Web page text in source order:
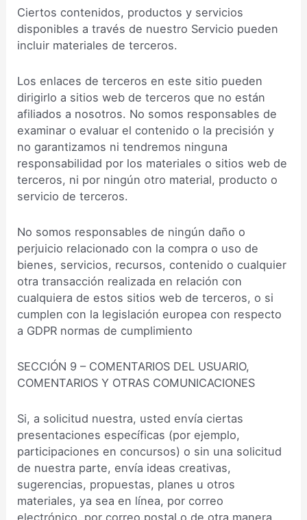
Ciertos contenidos, productos y servicios
disponibles a través de nuestro Servicio pueden
incluir materiales de terceros.
Los enlaces de terceros en este sitio pueden
dirigirlo a sitios web de terceros que no están
afiliados a nosotros. No somos responsables de
examinar o evaluar el contenido o la precisión y
no garantizamos ni tendremos ninguna
responsabilidad por los materiales o sitios web de
terceros, ni por ningún otro material, producto o
servicio de terceros.
No somos responsables de ningún daño o
perjuicio relacionado con la compra o uso de
bienes, servicios, recursos, contenido o cualquier
otra transacción realizada en relación con
cualquiera de estos sitios web de terceros, o si
cumplen con la legislación europea con respecto
a GDPR normas de cumplimiento
SECCIÓN 9 – COMENTARIOS DEL USUARIO,
COMENTARIOS Y OTRAS COMUNICACIONES
Si, a solicitud nuestra, usted envía ciertas
presentaciones específicas (por ejemplo,
participaciones en concursos) o sin una solicitud
de nuestra parte, envía ideas creativas,
sugerencias, propuestas, planes u otros
materiales, ya sea en línea, por correo
electrónico, por correo postal o de otra manera